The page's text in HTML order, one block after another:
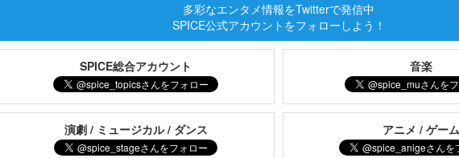
多彩なエンタメ情報をTwitterで発信中
SPICE公式アカウントをフォローしよう！
SPICE総合アカウント 音楽
演劇 / ミュージカル / ダンス アニメ / ゲー